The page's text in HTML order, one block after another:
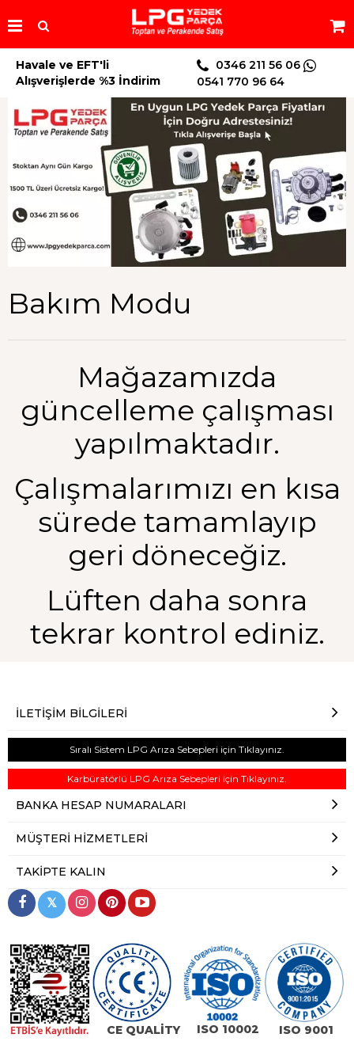
Havale ve EFT'li
Alışverişlerde %3 İndirim
0346 211 56 06
0541 770 96 64
Bakım Modu
Mağazamızda
güncelleme çalışması
yapılmaktadır.
Çalışmalarımızı en kısa
sürede tamamlayıp
geri döneceğiz.
Lüften daha sonra
tekrar kontrol ediniz.
İLETIŞIM BILGILERI
Sıralı Sistem LPG Arıza Sebepleri için Tıklayınız.
Karbüratörlü LPG Arıza Sebepleri için Tıklayınız.
BANKA HESAP NUMARALARI
MÜŞTERI HIZMETLERI
TAKIPTE KALIN
𝕏
CE QUALİTY ISO 10002 ISO 9001